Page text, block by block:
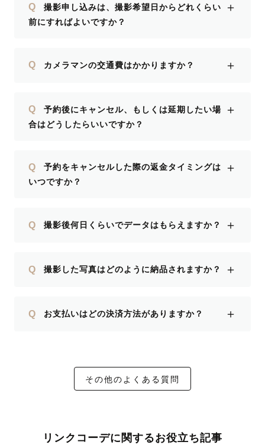
Q
撮影申し込みは、撮影希望日からどれくらい
前にすればよいですか？
＋
Q カメラマンの交通費はかかりますか？ ＋
Q
予約後にキャンセル、もしくは延期したい場
合はどうしたらいいですか？
＋
Q
予約をキャンセルした際の返金タイミングは
いつですか？
＋
Q 撮影後何日くらいでデータはもらえますか？ ＋
Q 撮影した写真はどのように納品されますか？ ＋
Q お支払いはどの決済方法がありますか？ ＋
その他のよくある質問
リンクコーデに関するお役立ち記事